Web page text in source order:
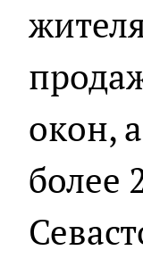
окон,
более